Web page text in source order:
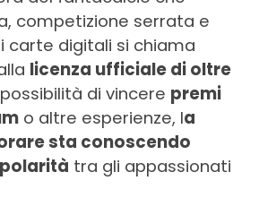
competizione serrata e
carte digitali si chiama
licenza ufficiale di oltre
di vincere premi
o altre esperienze, la
sta conoscendo
tra gli appassionati